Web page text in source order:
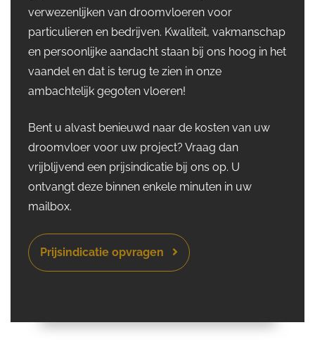
verwezenlijken van droomvloeren voor
particulieren en bedrijven. Kwaliteit, vakmanschap
en persoonlijke aandacht staan bij ons hoog in het
vaandel en dat is terug te zien in onze
ambachtelijk gegoten vloeren!
Bent u alvast benieuwd naar de kosten van uw
droomvloer voor uw project? Vraag dan
vrijblijvend een prijsindicatie bij ons op. U
ontvangt deze binnen enkele minuten in uw
mailbox.
Prijsindicatie opvragen